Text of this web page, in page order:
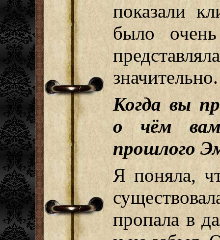
показали
было
значительно.
Когда вы
о чём вам
прошлого
Я поняла,
пропала в